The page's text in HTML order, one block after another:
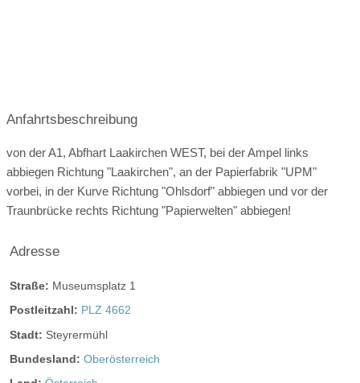
Räume ab 550€ (kleiner Saal für ca. 50-100 Personen)
mietbar
Öffnungszeiten für Hochzeitsfeier:
Anfahrtsbeschreibung
von der A1, Abfhart Laakirchen WEST, bei der Ampel links
abbiegen Richtung "Laakirchen", an der Papierfabrik "UPM"
vorbei, in der Kurve Richtung "Ohlsdorf" abbiegen und vor der
Traunbrücke rechts Richtung "Papierwelten" abbiegen!
Adresse
Straße: Museumsplatz 1
Postleitzahl: PLZ 4662
Stadt: Steyrermühl
Bundesland: Oberösterreich